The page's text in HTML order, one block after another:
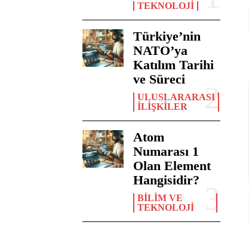
TEKNOLOJI
Türkiye’nin
NATO’ya
Katılım Tarihi
ve Süreci
ULUSLARARASI
İLIŞKILER
Atom
Numarası 1
Olan Element
Hangisidir?
BILIM VE
TEKNOLOJI